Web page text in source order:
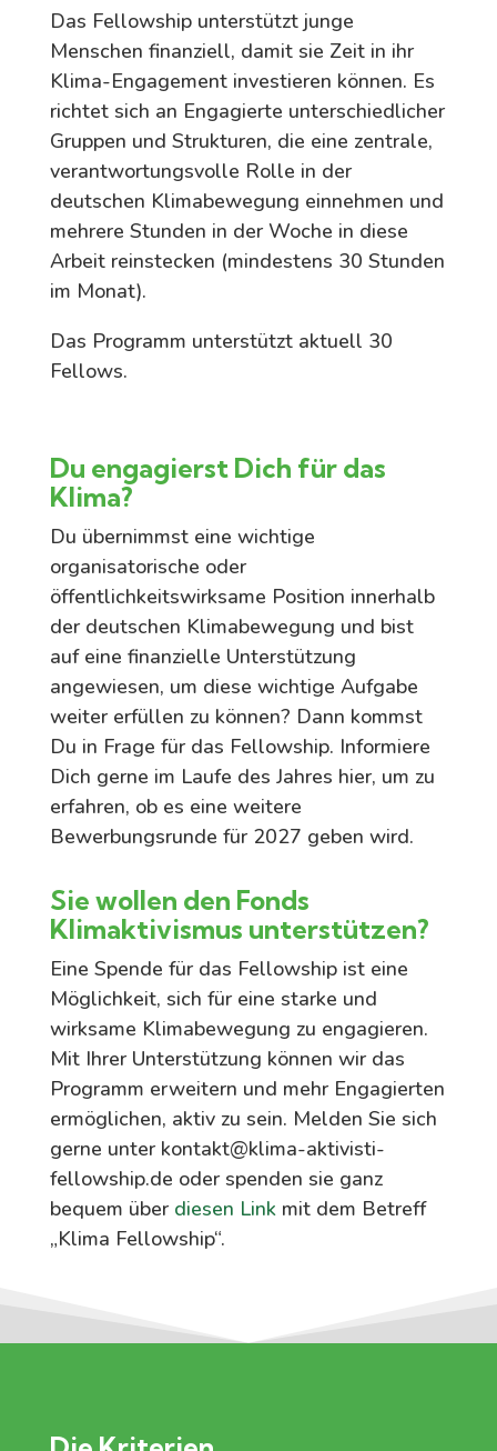
Das Fellowship unterstützt junge
Menschen finanziell, damit sie Zeit in ihr
Klima-Engagement investieren können. Es
richtet sich an Engagierte unterschiedlicher
Gruppen und Strukturen, die eine zentrale,
verantwortungsvolle Rolle in der
deutschen Klimabewegung einnehmen und
mehrere Stunden in der Woche in diese
Arbeit reinstecken (mindestens 30 Stunden
im Monat).
Das Programm unterstützt aktuell 30
Fellows.
Du engagierst Dich für das
Klima?
Du übernimmst eine wichtige
organisatorische oder
öffentlichkeitswirksame Position innerhalb
der deutschen Klimabewegung und bist
auf eine finanzielle Unterstützung
angewiesen, um diese wichtige Aufgabe
weiter erfüllen zu können? Dann kommst
Du in Frage für das Fellowship. Informiere
Dich gerne im Laufe des Jahres hier, um zu
erfahren, ob es eine weitere
Bewerbungsrunde für 2027 geben wird.
Sie wollen den Fonds
Klimaktivismus unterstützen?
Eine Spende für das Fellowship ist eine
Möglichkeit, sich für eine starke und
wirksame Klimabewegung zu engagieren.
Mit Ihrer Unterstützung können wir das
Programm erweitern und mehr Engagierten
ermöglichen, aktiv zu sein. Melden Sie sich
gerne unter kontakt@klima-aktivisti-
fellowship.de oder spenden sie ganz
bequem über diesen Linkmit dem Betreff
„Klima Fellowship“.